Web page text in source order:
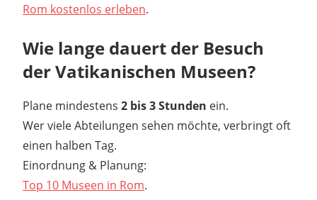
Rom kostenlos erleben.
Wie lange dauert der Besuch
der Vatikanischen Museen?
Plane mindestens 2 bis 3 Stunden ein.
Wer viele Abteilungen sehen möchte, verbringt oft
einen halben Tag.
Einordnung & Planung:
Top 10 Museen in Rom.